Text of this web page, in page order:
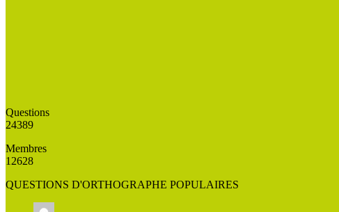
Questions
24389
Membres
12628
QUESTIONS D'ORTHOGRAPHE POPULAIRES